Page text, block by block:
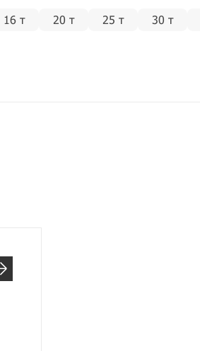
16 т 20 т 25 т 30 т